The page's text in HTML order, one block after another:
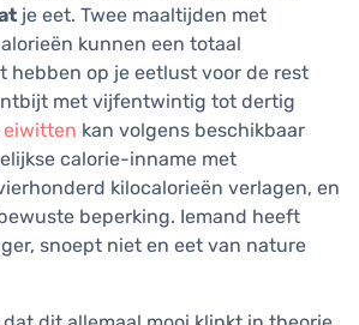
je eet. Twee maaltijden met
kunnen een totaal
hebben op je eetlust voor de rest
met vijfentwintig tot dertig
eiwitten kan volgens beschikbaar
calorie-inname met
kilocalorieën verlagen, en
beperking. Iemand heeft
snoept niet en eet van nature